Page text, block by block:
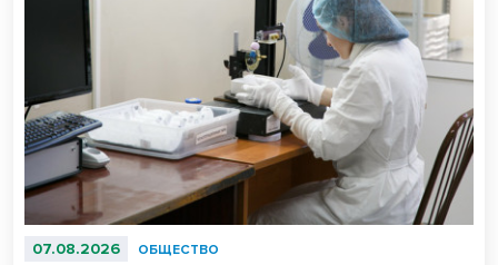
07.08.2026 ОБЩЕСТВО